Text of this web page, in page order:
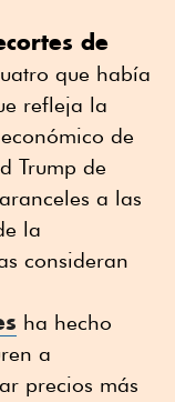
de
que había
refleja la
de
Trump de
a las
la
consideran
ha hecho
a
precios más